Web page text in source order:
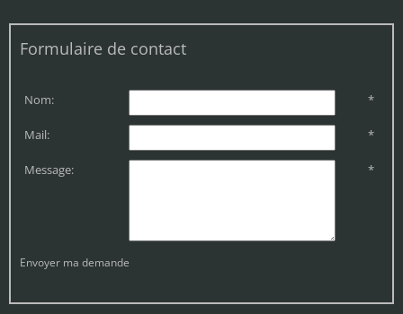
Formulaire de contact
Nom: *
Mail: *
Message: *
Envoyer ma demande